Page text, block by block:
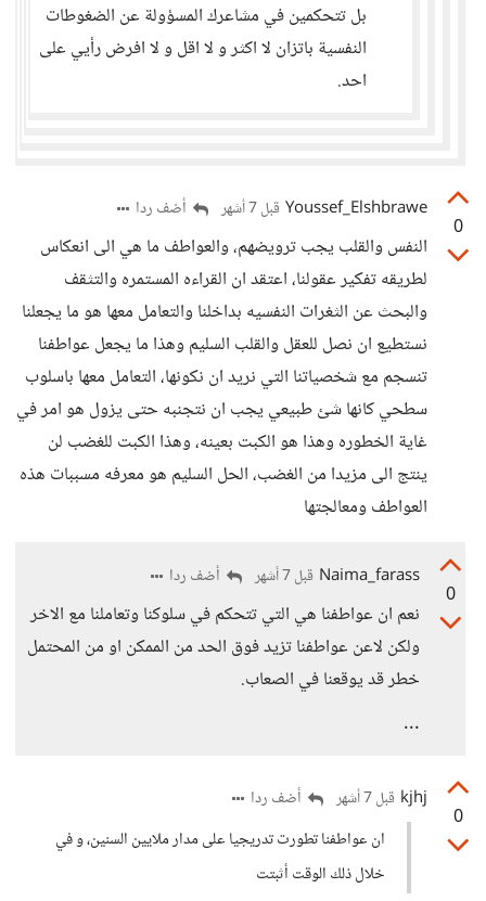
بل تتحكمين في مشاعرك المسؤولة عن الضغوطات
النفسية باتزان لا اكثر و لا اقل و لا افرض رأيي على
احد.
0
Youssef_Elshbrawe قبل 7 أشهر أضف ردا
النفس والقلب يجب ترويضهم، والعواطف ما هي الى انعكاس
لطريقه تفكير عقولنا، اعتقد ان القراءه المستمره والتثقف
والبحث عن الثغرات النفسيه بداخلنا والتعامل معها هو ما يجعلنا
نستطيع ان نصل للعقل والقلب السليم وهذا ما يجعل عواطفنا
تنسجم مع شخصياتنا التي نريد ان نكونها، التعامل معها باسلوب
سطحي كانها شئ طبيعي يجب ان نتجنبه حتى يزول هو امر في
غاية الخطوره وهذا هو الكبت بعينه، وهذا الكبت للغضب لن
ينتج الى مزيدا من الغضب، الحل السليم هو معرفه مسببات هذه
العواطف ومعالجتها
0
Naima_farass قبل 7 أشهر أضف ردا
نعم ان عواطفنا هي التي تتحكم في سلوكنا وتعاملنا مع الاخر
ولكن لاعن عواطفنا تزيد فوق الحد من الممكن او من المحتمل
خطر قد يوقعنا في الصعاب.
...
0
kjhj قبل 7 أشهر
أضف ردا
ان عواطفنا تطورت تدريجيا على مدار ملايين السنين، و في
خلال ذلك الوقت أثبتت